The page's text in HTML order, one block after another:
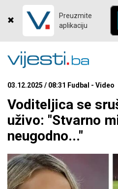
Preuzmite
aplikaciju
03.12.2025 / 08:31 Fudbal - Video
Voditeljica se
uživo: "Stvarno
neugodno..."